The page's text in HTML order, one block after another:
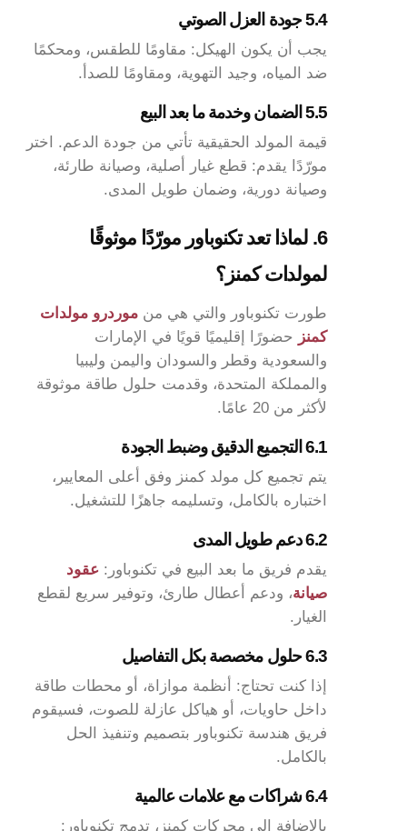
5.4 جودة العزل الصوتي
يجب أن يكون الهيكل: مقاومًا للطقس، ومحكمًا
ضد المياه، وجيد التهوية، ومقاومًا للصدأ.
5.5 الضمان وخدمة ما بعد البيع
قيمة المولد الحقيقية تأتي من جودة الدعم. اختر
مورّدًا يقدم: قطع غيار أصلية، وصيانة طارئة،
وصيانة دورية، وضمان طويل المدى.
6. لماذا تعد تكنوباور مورّدًا موثوقًا
لمولدات كمنز؟
طورت تكنوباور والتي هي من موردرو مولدات
كمنز حضورًا إقليميًا قويًا في الإمارات
والسعودية وقطر والسودان واليمن وليبيا
والمملكة المتحدة، وقدمت حلول طاقة موثوقة
لأكثر من 20 عامًا.
6.1 التجميع الدقيق وضبط الجودة
يتم تجميع كل مولد كمنز وفق أعلى المعايير،
اختباره بالكامل، وتسليمه جاهزًا للتشغيل.
6.2 دعم طويل المدى
يقدم فريق ما بعد البيع في تكنوباور: عقود
صيانة، ودعم أعطال طارئ، وتوفير سريع لقطع
الغيار.
6.3 حلول مخصصة بكل التفاصيل
إذا كنت تحتاج: أنظمة موازاة، أو محطات طاقة
داخل حاويات، أو هياكل عازلة للصوت، فسيقوم
فريق هندسة تكنوباور بتصميم وتنفيذ الحل
بالكامل.
6.4 شراكات مع علامات عالمية
بالإضافة إلى محركات كمنز، تدمج تكنوباور: